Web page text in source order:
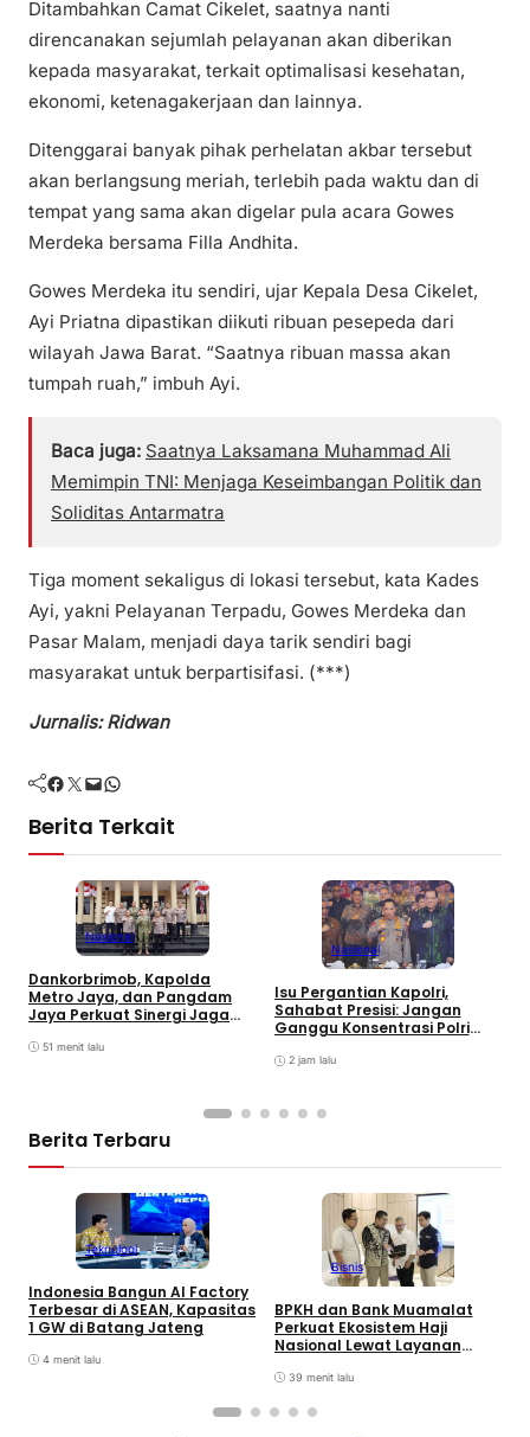
Ditambahkan Camat Cikelet, saatnya nanti
direncanakan sejumlah pelayanan akan diberikan
kepada masyarakat, terkait optimalisasi kesehatan,
ekonomi, ketenagakerjaan dan lainnya.
Ditenggarai banyak pihak perhelatan akbar tersebut
akan berlangsung meriah, terlebih pada waktu dan di
tempat yang sama akan digelar pula acara Gowes
Merdeka bersama Filla Andhita.
Gowes Merdeka itu sendiri, ujar Kepala Desa Cikelet,
Ayi Priatna dipastikan diikuti ribuan pesepeda dari
wilayah Jawa Barat. “Saatnya ribuan massa akan
tumpah ruah,” imbuh Ayi.
Baca juga: Saatnya Laksamana Muhammad Ali
Memimpin TNI: Menjaga Keseimbangan Politik dan
Soliditas Antarmatra
Tiga moment sekaligus di lokasi tersebut, kata Kades
Ayi, yakni Pelayanan Terpadu, Gowes Merdeka dan
Pasar Malam, menjadi daya tarik sendiri bagi
masyarakat untuk berpartisifasi. (***)
Jurnalis: Ridwan
Facebook Twitter Mail WhatsApp
Berita Terkait
Nasional
Dankorbrimob, Kapolda
Metro Jaya, dan Pangdam
Jaya Perkuat Sinergi Jaga
51 menit lalu
Nasional
Isu Pergantian Kapolri,
Sahabat Presisi: Jangan
Ganggu Konsentrasi Polri
2 jam lalu
Berita Terbaru
Teknologi
Indonesia Bangun AI Factory
Terbesar di ASEAN, Kapasitas
1 GW di Batang Jateng
4 menit lalu
Bisnis
BPKH dan Bank Muamalat
Perkuat Ekosistem Haji
Nasional Lewat Layanan
39 menit lalu